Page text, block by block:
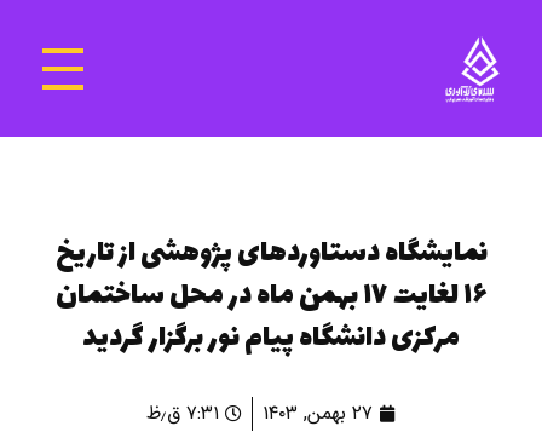
نمایشگاه دستاوردهای پژوهشی از تاریخ
۱۶ لغایت ۱۷ بهمن ماه در محل ساختمان
مرکزی دانشگاه پیام نور برگزار گردید
۲۷ بهمن, ۱۴۰۳ ۷:۳۱ ق٫ظ